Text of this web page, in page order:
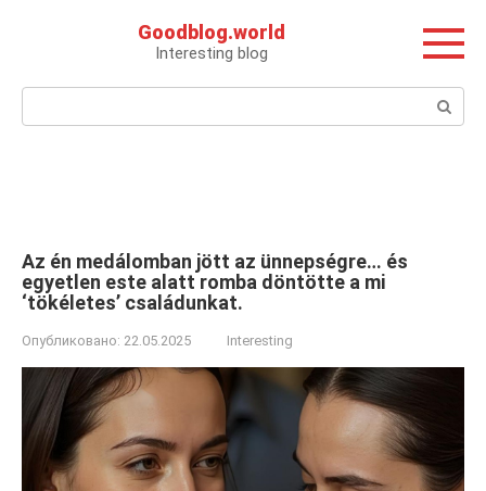
Goodblog.world
Interesting blog
Поиск:
Az én medálomban jött az ünnepségre… és
egyetlen este alatt romba döntötte a mi
‘tökéletes’ családunkat.
Опубликовано: 22.05.2025 Interesting